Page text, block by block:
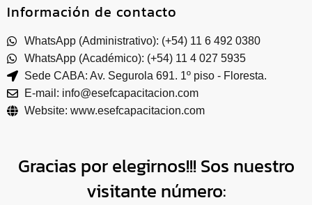
Información de contacto
WhatsApp (Administrativo): (+54) 11 6 492 0380
WhatsApp (Académico): (+54) 11 4 027 5935
Sede CABA: Av. Segurola 691. 1º piso - Floresta.
E-mail: info@esefcapacitacion.com
Website: www.esefcapacitacion.com
Gracias por elegirnos!!! Sos nuestro
visitante número: